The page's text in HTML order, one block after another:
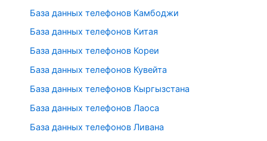
База данных телефонов Камбоджи
База данных телефонов Китая
База данных телефонов Кореи
База данных телефонов Кувейта
База данных телефонов Кыргызстана
База данных телефонов Лаоса
База данных телефонов Ливана